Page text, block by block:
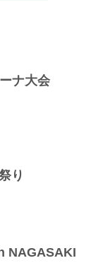
ナ大会
り
NAGASAKI